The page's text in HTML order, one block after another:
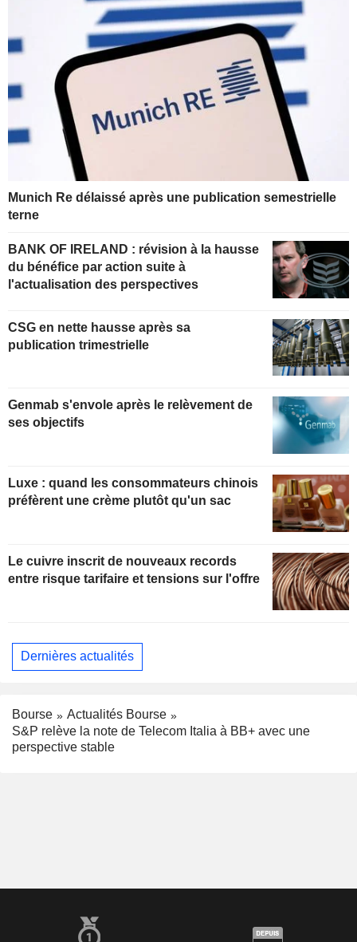
Munich Re délaissé après une publication semestrielle
terne
BANK OF IRELAND : révision à la hausse
du bénéfice par action suite à
l'actualisation des perspectives
CSG en nette hausse après sa
publication trimestrielle
Genmab s'envole après le relèvement de
ses objectifs
Luxe : quand les consommateurs chinois
préfèrent une crème plutôt qu'un sac
Le cuivre inscrit de nouveaux records
entre risque tarifaire et tensions sur l'offre
Dernières actualités
Bourse
Actualités Bourse
S&P relève la note de Telecom Italia à BB+ avec une
perspective stable